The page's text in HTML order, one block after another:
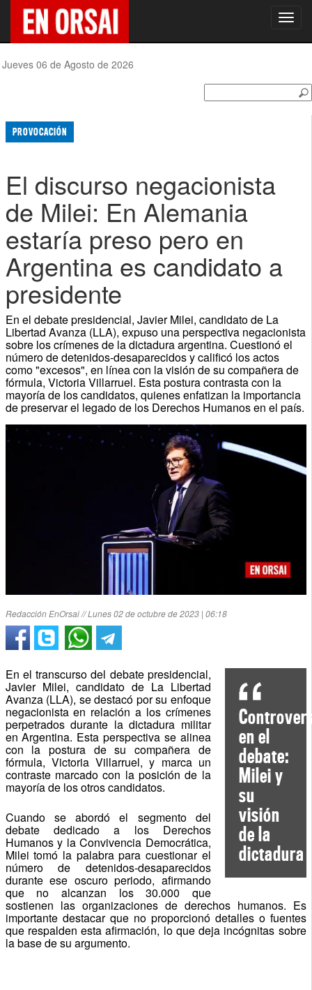
Jueves 06 de Agosto de 2026
PROVOCACIÓN
El discurso negacionista
de Milei: En Alemania
estaría preso pero en
Argentina es candidato a
presidente
En el debate presidencial, Javier Milei, candidato de La
Libertad Avanza (LLA), expuso una perspectiva negacionista
sobre los crímenes de la dictadura argentina. Cuestionó el
número de detenidos-desaparecidos y calificó los actos
como "excesos", en línea con la visión de su compañera de
fórmula, Victoria Villarruel. Esta postura contrasta con la
mayoría de los candidatos, quienes enfatizan la importancia
de preservar el legado de los Derechos Humanos en el país.
Redacción EnOrsai // Lunes 02 de octubre de 2023 | 06:18
en el
debate:
Milei y
su
visión
de la
dictadura
En el transcurso del debate presidencial,
Javier Milei, candidato de La Libertad
Avanza (LLA), se destacó por su enfoque
negacionista en relación a los crímenes
perpetrados durante la dictadura militar
en Argentina. Esta perspectiva se alinea
con la postura de su compañera de
fórmula, Victoria Villarruel, y marca un
contraste marcado con la posición de la
mayoría de los otros candidatos.
Cuando se abordó el segmento del
debate dedicado a los Derechos
Humanos y la Convivencia Democrática,
Milei tomó la palabra para cuestionar el
número de detenidos-desaparecidos
durante ese oscuro periodo, afirmando
que no alcanzan los 30.000 que
sostienen las organizaciones de derechos humanos. Es
importante destacar que no proporcionó detalles o fuentes
que respalden esta afirmación, lo que deja incógnitas sobre
la base de su argumento.